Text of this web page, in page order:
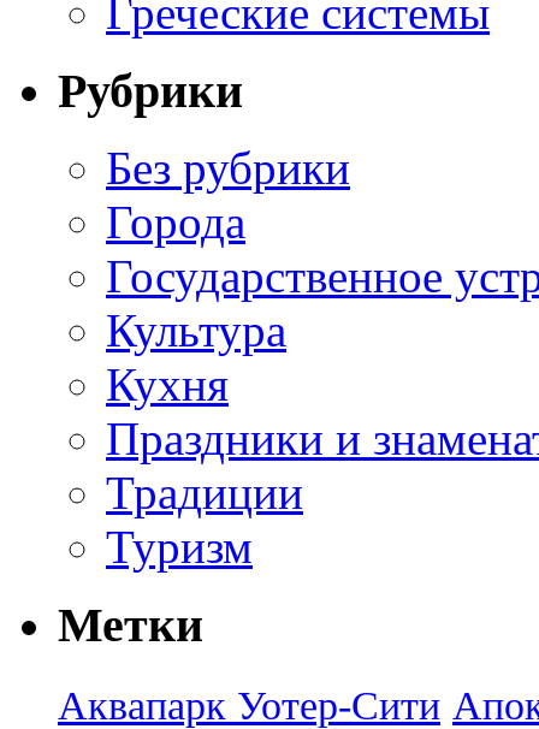
Греческие системы
Рубрики
Без рубрики
Города
Государственное
Культура
Кухня
Праздники и
Традиции
Туризм
Метки
Аквапарк Уотер-Сити